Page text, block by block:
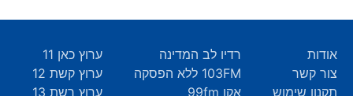
אודות
צור קשר
תקנון שימוש
רדיו לב המדינה
103FM ללא הפסקה
אקו 99fm
ערוץ כאן 11
ערוץ קשת 12
ערוץ רשת 13